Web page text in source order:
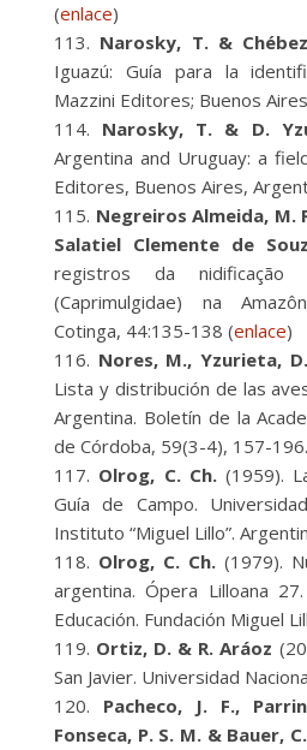
(enlace)
Narosky, T. &
Iguazú: Guía para la
Mazzini Editores; Buenos
Narosky, T. & D.
Argentina and Uruguay: a
Editores, Buenos Aires,
Negreiros Almeida, M.
Salatiel Clemente de
registros da
(Caprimulgidae) na
Cotinga, 44:135-138 (enlace)
Nores, M., Yzurieta,
Lista y distribución de las
Argentina. Boletín de la
de Córdoba, 59(3-4), 157-
Olrog, C. Ch.(1959).
Guía de Campo.
Instituto “Miguel Lillo”.
Olrog, C. Ch. (1979).
argentina. Ópera Lilloana
Educación. Fundación Miguel
Ortiz, D. & R. Aráoz
San Javier. Universidad
Pacheco, J. F.,
Fonseca, P. S. M. & Bauer, C.